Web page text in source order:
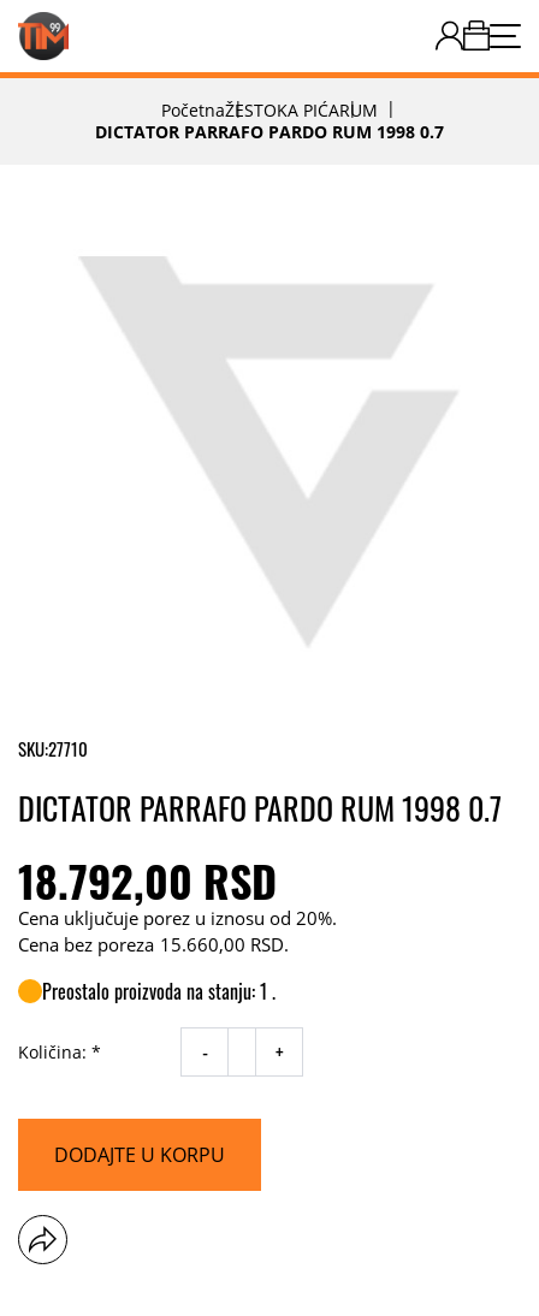
PočetnaŽESTOKA PIĆARUM
DICTATOR PARRAFO PARDO RUM 1998 0.7
SKU:27710
DICTATOR PARRAFO PARDO RUM 1998 0.7
18.792,00 RSD
Cena uključuje porez u iznosu od 20%.
Cena bez poreza 15.660,00 RSD.
Preostalo proizvoda na stanju: 1 .
Količina: * - +
DODAJTE U KORPU